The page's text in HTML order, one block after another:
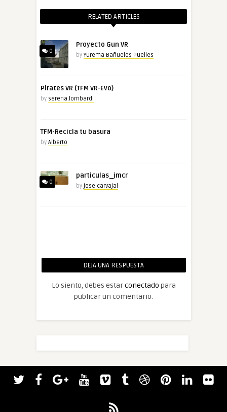
RELATED ARTICLES
0
Proyecto Gun VR
by Yurema Bañuelos Puelles
Pirates VR (TFM VR-Evo)
by serena.lombardi
TFM-Recicla tu basura
by Alberto
0
particulas_jmcr
by jose.carvajal
DEJA UNA RESPUESTA
Lo siento, debes estarconectado para
publicar un comentario.